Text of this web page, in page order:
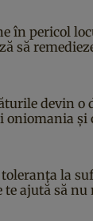
în pericol
să
devin o
oniomania și
la
te ajută să